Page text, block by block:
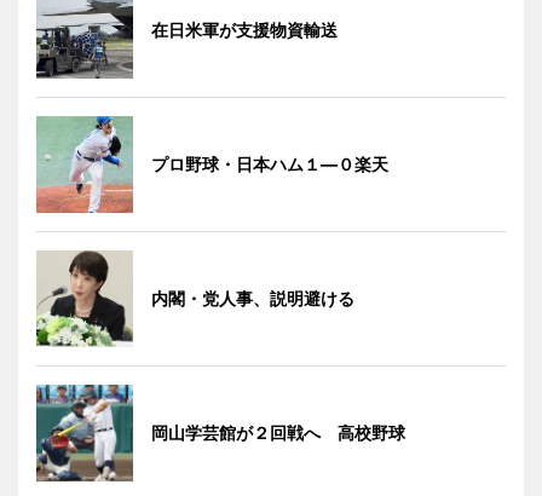
在日米軍が支援物資輸送
プロ野球・日本ハム１―０楽天
内閣・党人事、説明避ける
岡山学芸館が２回戦へ 高校野球